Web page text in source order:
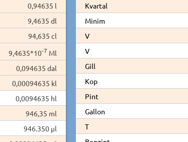
0,94635 l
9,4635 dl
94,635 cl
9,4635*10-7 Ml
0,094635 dal
0,00094635 kl
0,0094635 hl
946,35 ml
946.350 µl
Kvartal
Minim
V
V
Gill
Kop
Pint
Gallon
T